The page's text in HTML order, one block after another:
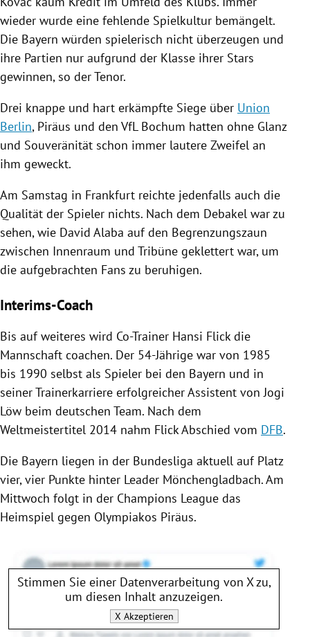
wieder wurde eine fehlende Spielkultur bemängelt.
Die Bayern würden spielerisch nicht überzeugen und
ihre Partien nur aufgrund der Klasse ihrer Stars
gewinnen, so der Tenor.
Drei knappe und hart erkämpfte Siege über Union
Berlin, Piräus und den VfL Bochum hatten ohne Glanz
und Souveränität schon immer lautere Zweifel an
ihm geweckt.
Am Samstag in Frankfurt reichte jedenfalls auch die
Qualität der Spieler nichts. Nach dem Debakel war zu
sehen, wie David Alaba auf den Begrenzungszaun
zwischen Innenraum und Tribüne geklettert war, um
die aufgebrachten Fans zu beruhigen.
Interims-Coach
Bis auf weiteres wird Co-Trainer Hansi Flickdie
Mannschaft coachen. Der 54-Jährige war von 1985
bis 1990 selbst als Spieler bei den Bayern und in
seiner Trainerkarriere erfolgreicher Assistent vonJogi
Löw beim deutschen Team. Nach dem
Weltmeistertitel 2014 nahm FlickAbschied vom DFB.
Die Bayern liegen in der Bundesliga aktuell auf Platz
vier, vier Punkte hinter Leader Mönchengladbach. Am
Mittwoch folgt in der Champions League das
Heimspiel gegen Olympiakos Piräus.
Stimmen Sie einer Datenverarbeitung von Xzu,
um diesen Inhalt anzuzeigen.
X Akzeptieren